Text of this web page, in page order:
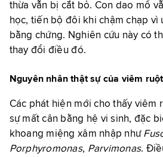
thừa vẫn bị cắt bỏ. Con dao mổ
học, tiến bộ đôi khi chậm chạp vì
bằng chứng. Nghiên cứu này có
thay đổi điều đó.
Nguyên nhân thật sự của viêm
Các phát hiện mới cho thấy viêm
sự mất cân bằng hệ vi sinh, đặc
khoang miệng xâm nhập như
Porphyromonas, Parvimonas.